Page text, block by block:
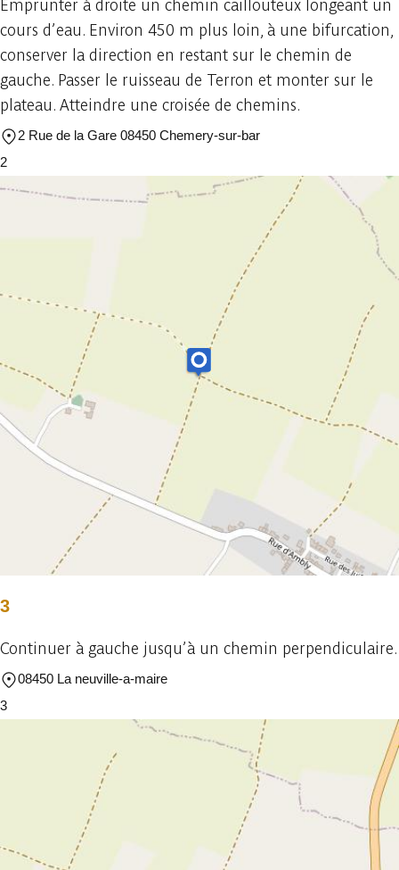
Emprunter à droite un chemin caillouteux longeant un
cours d’eau. Environ 450 m plus loin, à une bifurcation,
conserver la direction en restant sur le chemin de
gauche. Passer le ruisseau de Terron et monter sur le
plateau. Atteindre une croisée de chemins.
2 Rue de la Gare 08450 Chemery-sur-bar
2
3
Continuer à gauche jusqu’à un chemin perpendiculaire.
08450 La neuville-a-maire
3